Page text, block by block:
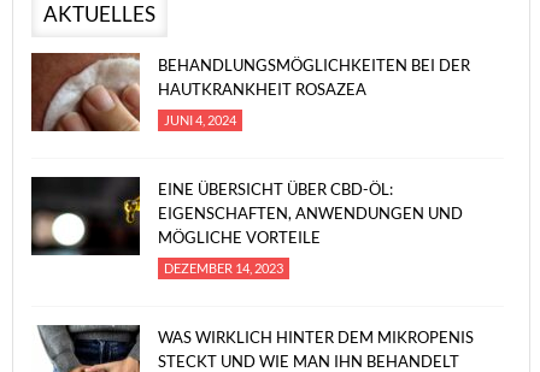
AKTUELLES
BEHANDLUNGSMÖGLICHKEITEN BEI DER
HAUTKRANKHEIT ROSAZEA
JUNI 4, 2024
EINE ÜBERSICHT ÜBER CBD-ÖL:
EIGENSCHAFTEN, ANWENDUNGEN UND
MÖGLICHE VORTEILE
DEZEMBER 14, 2023
WAS WIRKLICH HINTER DEM MIKROPENIS
STECKT UND WIE MAN IHN BEHANDELT